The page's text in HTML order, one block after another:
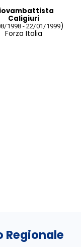
Caligiuri
1998 - 22/01/1999)
Forza Italia
Regionale